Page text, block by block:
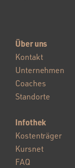
Über uns
Kontakt
Unternehmen
Coaches
Standorte
Infothek
Kostenträger
Kursnet
FAQ